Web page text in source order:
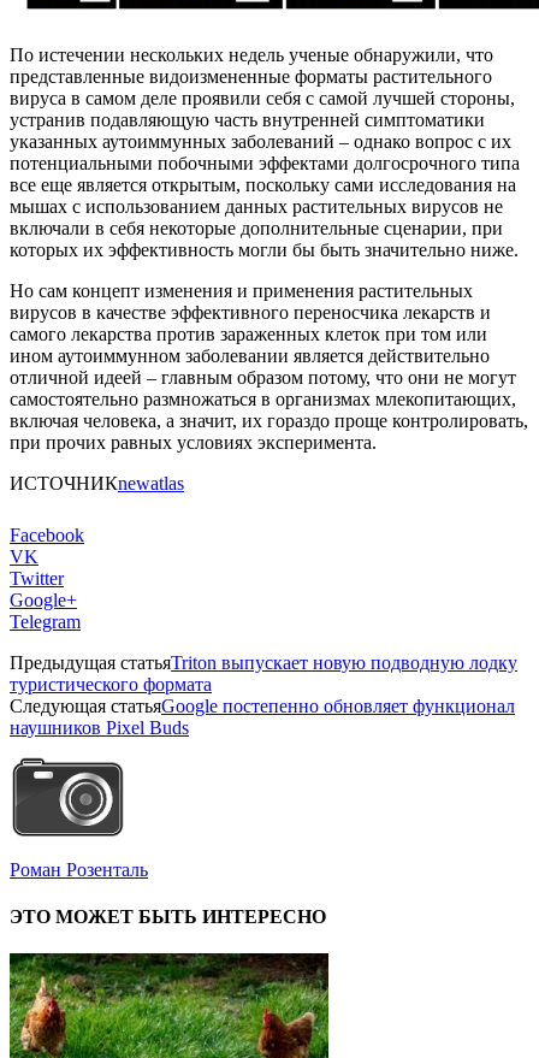
По истечении нескольких недель ученые обнаружили, что
представленные видоизмененные форматы растительного
вируса в самом деле проявили себя с самой лучшей стороны,
устранив подавляющую часть внутренней симптоматики
указанных аутоиммунных заболеваний – однако вопрос с их
потенциальными побочными эффектами долгосрочного типа
все еще является открытым, поскольку сами исследования на
мышах с использованием данных растительных вирусов не
включали в себя некоторые дополнительные сценарии, при
которых их эффективность могли бы быть значительно ниже.
Но сам концепт изменения и применения растительных
вирусов в качестве эффективного переносчика лекарств и
самого лекарства против зараженных клеток при том или
ином аутоиммунном заболевании является действительно
отличной идеей – главным образом потому, что они не могут
самостоятельно размножаться в организмах млекопитающих,
включая человека, а значит, их гораздо проще контролировать,
при прочих равных условиях эксперимента.
ИСТОЧНИКnewatlas
Facebook
VK
Twitter
Google+
Telegram
Предыдущая статьяTriton выпускает новую подводную лодку
туристического формата
Следующая статьяGoogle постепенно обновляет функционал
наушников Pixel Buds
Роман Розенталь
ЭТО МОЖЕТ БЫТЬ ИНТЕРЕСНО